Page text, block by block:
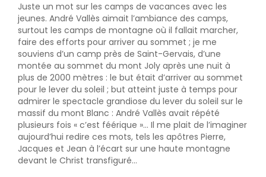
Juste un mot sur les camps de vacances avec les
jeunes. André Vallès aimait l’ambiance des camps,
surtout les camps de montagne où il fallait marcher,
faire des efforts pour arriver au sommet ; je me
souviens d’un camp près de Saint-Gervais, d’une
montée au sommet du mont Joly après une nuit à
plus de 2000 mètres : le but était d’arriver au sommet
pour le lever du soleil ; but atteint juste à temps pour
admirer le spectacle grandiose du lever du soleil sur le
massif du mont Blanc : André Vallès avait répété
plusieurs fois « c’est féérique »… Il me plait de l’imaginer
aujourd’hui redire ces mots, tels les apôtres Pierre,
Jacques et Jean à l’écart sur une haute montagne
devant le Christ transfiguré…